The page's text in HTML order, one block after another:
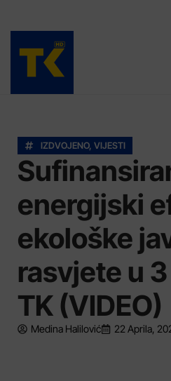
IZDVOJENO, VIJESTI
energijski
ekološke
rasvjete u
TK (VIDEO)
Medina Halilović 22 Aprila,